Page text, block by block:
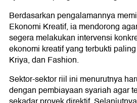
Berdasarkan pengalamannya
Ekonomi Kreatif, ia mendorong
segera melakukan intervensi
ekonomi kreatif yang terbukti
Kriya, dan Fashion.
Sektor-sektor riil ini menurutnya
dengan pembiayaan syariah agar